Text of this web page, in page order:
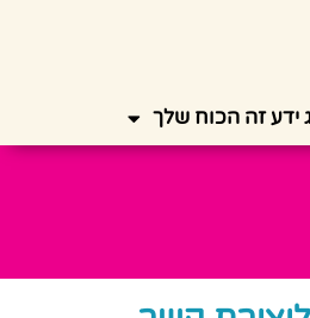
ידע זה הכוח שלך